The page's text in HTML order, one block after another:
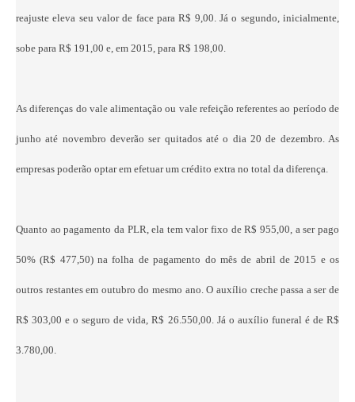
reajuste eleva seu valor de face para R$ 9,00. Já o segundo, inicialmente,
sobe para R$ 191,00 e, em 2015, para R$ 198,00.
As diferenças do vale alimentação ou vale refeição referentes ao período de
junho até novembro deverão ser quitados até o dia 20 de dezembro. As
empresas poderão optar em efetuar um crédito extra no total da diferença.
Quanto ao pagamento da PLR, ela tem valor fixo de R$ 955,00, a ser pago
50% (R$ 477,50) na folha de pagamento do mês de abril de 2015 e os
outros restantes em outubro do mesmo ano. O auxílio creche passa a ser de
R$ 303,00 e o seguro de vida, R$ 26.550,00. Já o auxílio funeral é de R$
3.780,00.